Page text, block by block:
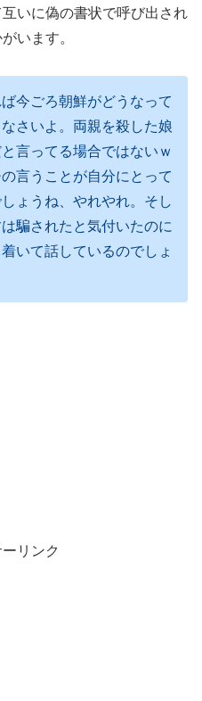
いに偽の書状で呼び出され
います。
今ごろ朝鮮がどうなって
さいよ。両親を殺した娘
言ってる場合ではないｗ
言うことが自分にとって
ょうね、やれやれ。そし
騙されたと気付いたのに
いて話しているのでしょ
リンク